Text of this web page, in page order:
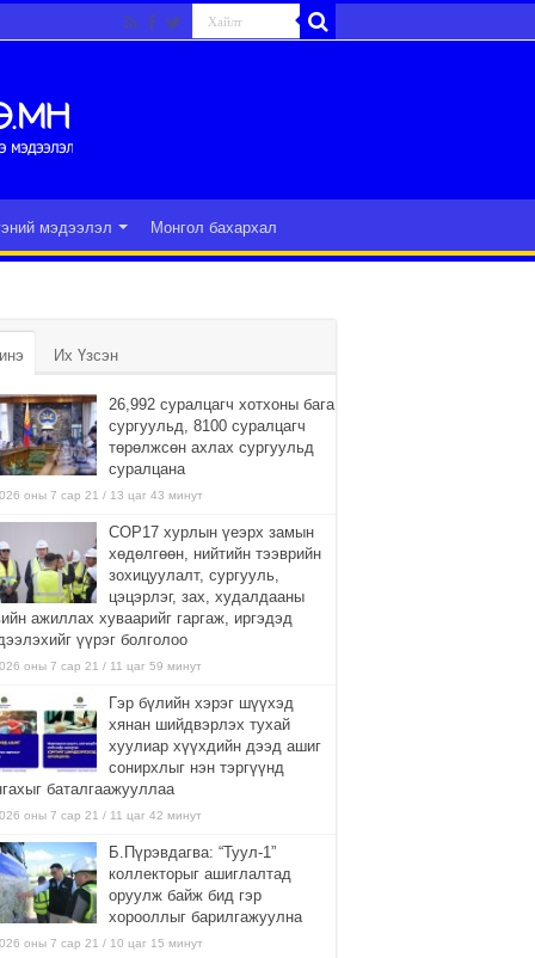
мэдээлэл Монгол бахархал
Их Үзсэн
26,992 суралцагч хотхоны бага
сургуульд, 8100 суралцагч
төрөлжсөн ахлах сургуульд
суралцана
оны 7 сар 21 / 13 цаг 43 минут
COP17 хурлын үеэрх замын
хөдөлгөөн, нийтийн тээврийн
зохицуулалт, сургууль,
цэцэрлэг, зах, худалдааны
ажиллах хуваарийг гаргаж, иргэдэд
үүрэг болголоо
оны 7 сар 21 / 11 цаг 59 минут
Гэр бүлийн хэрэг шүүхэд
хянан шийдвэрлэх тухай
хуулиар хүүхдийн дээд ашиг
сонирхлыг нэн тэргүүнд
баталгаажууллаа
оны 7 сар 21 / 11 цаг 42 минут
Б.Пүрэвдагва: “Туул-1”
коллекторыг ашиглалтад
оруулж байж бид гэр
хорооллыг барилгажуулна
оны 7 сар 21 / 10 цаг 15 минут